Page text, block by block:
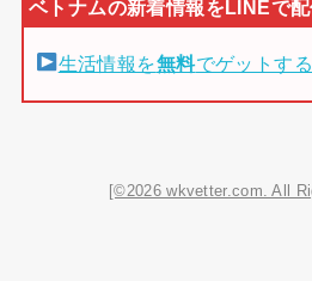
生活情報を無料でゲットする
[©2026 wkvetter.com. All